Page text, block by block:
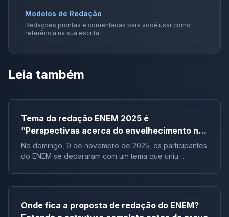
Modelos de Redação
Redações prontas e comentadas para você usar como
referência na sua escrita.
Leia também
Tema da redação ENEM 2025 é
“Perspectivas acerca do envelhecimento na
sociedade brasileira”
No domingo, 9 de novembro de 2025, os participantes
do ENEM se depararam com um tema que uniu
do envelhecimento na sociedade brasileira.” O Tema
da redação ENEM 2025 convidou os candidatos a
população idosa e os impactos sociais, econômicos e
Onde fica a proposta de redação do ENEM?